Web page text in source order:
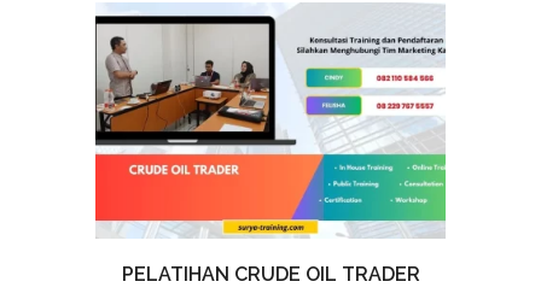
PELATIHAN CRUDE OIL TRADER